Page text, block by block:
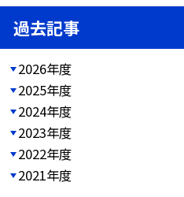
過去記事
2026年度
2025年度
2024年度
2023年度
2022年度
2021年度